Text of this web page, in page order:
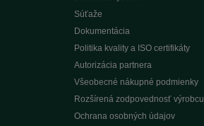
Súťaže
Dokumentácia
Politika kvality a ISO certifikáty
Autorizácia partnera
Všeobecné nákupné podmienky
Rozšírená zodpovednosť výrobcu
Ochrana osobných údajov